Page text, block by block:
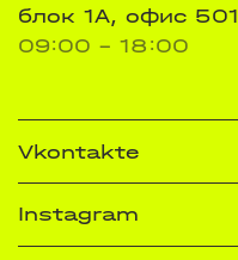
блок 1А, офис 501
09:00 - 18:00
Vkontakte
Instagram